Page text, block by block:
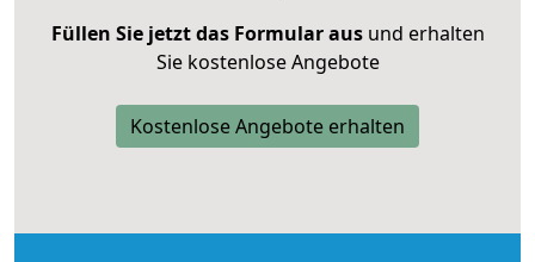
Füllen Sie jetzt das Formular ausund erhalten
Sie kostenlose Angebote
Kostenlose Angebote erhalten